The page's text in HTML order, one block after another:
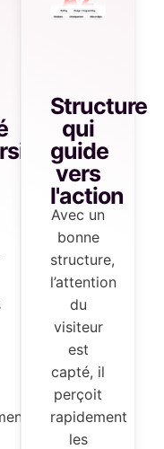
Structure
qui
guide
vers
l'action
Avec un
bonne
structure,
l’attention
du
visiteur
est
capté, il
perçoit
rapidement
les